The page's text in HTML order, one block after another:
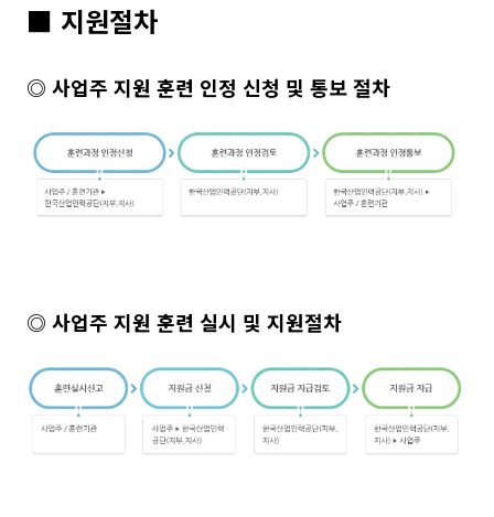
■ 지원절차
◎ 사업주 지원 훈련 인정 신청 및 통보 절차
◎ 사업주 지원 훈련 실시 및 지원절차